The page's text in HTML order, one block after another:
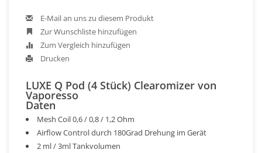
E-Mail an uns zu diesem Produkt
Zur Wunschliste hinzufügen
Zum Vergleich hinzufügen
Drucken
LUXE Q Pod (4 Stück) Clearomizer von
Vaporesso
Daten
Mesh Coil 0,6 / 0,8 / 1,2 Ohm
Airflow Control durch 180Grad Drehung im Gerät
2 ml / 3ml Tankvolumen